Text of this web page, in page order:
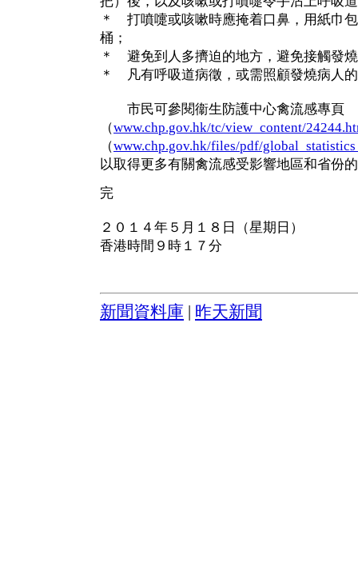
＊ 打噴嚏或咳嗽時應掩着口鼻，用紙巾
桶；
＊ 避免到人多擠迫的地方，避免接觸發
＊ 凡有呼吸道病徵，或需照顧發燒病人
市民可參閱衞生防護中心禽流感專頁
（www.chp.gov.hk/tc/view_content/
（www.chp.gov.hk/files/pdf/
以取得更多有關禽流感受影響地區和省份
完
２０１４年５月１８日（星期日）
香港時間９時１７分
新聞資料庫 昨天新聞